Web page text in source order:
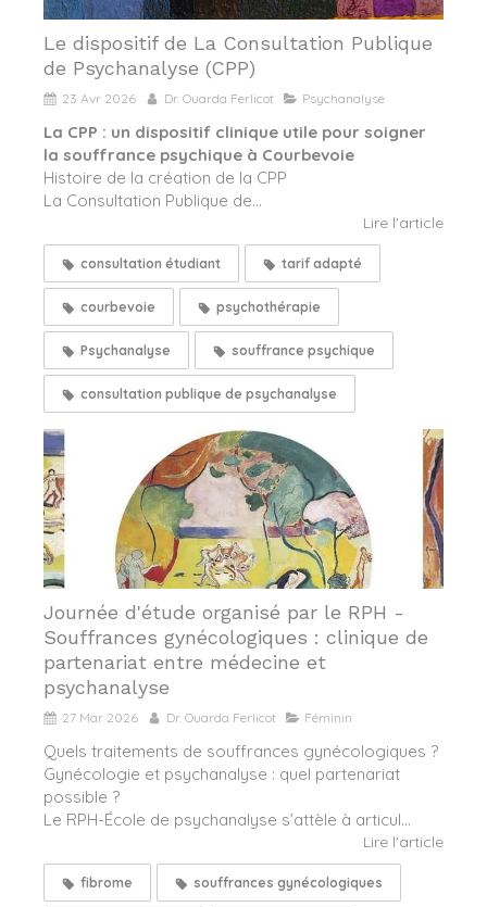
Le dispositif de La Consultation Publique
de Psychanalyse (CPP)
23 Avr 2026 Dr. Ouarda Ferlicot Psychanalyse
La CPP : un dispositif clinique utile pour soigner
la souffrance psychique à Courbevoie
Histoire de la création de la CPP
La Consultation Publique de...
Lire l'article
consultation étudiant tarif adapté
courbevoie psychothérapie
Psychanalyse souffrance psychique
consultation publique de psychanalyse
Journée d'étude organisé par le RPH -
Souffrances gynécologiques : clinique de
partenariat entre médecine et
psychanalyse
27 Mar 2026 Dr. Ouarda Ferlicot Féminin
Quels traitements de souffrances gynécologiques ?
Gynécologie et psychanalyse : quel partenariat
possible ?
Le RPH-École de psychanalyse s’attèle à articul...
Lire l'article
fibrome souffrances gynécologiques